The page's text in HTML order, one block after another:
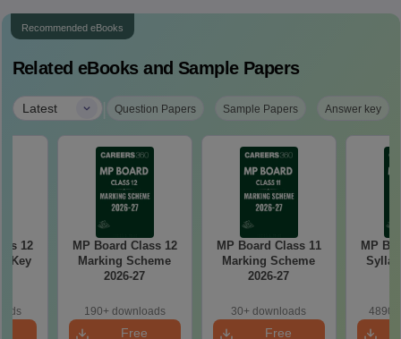
Recommended eBooks
Related eBooks and Sample Papers
Latest | Question Papers Sample Papers Answer key
12
Key
MP Board Class 12
Marking Scheme
2026-27
190+ downloads
Free
MP Board Class 11
Marking Scheme
2026-27
30+ downloads
Free
MP